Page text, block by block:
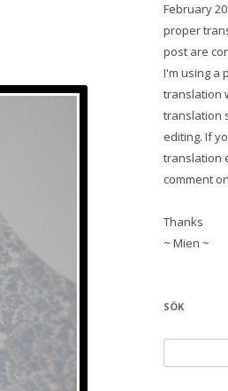
February
proper
post are
I'm using a
translation
translation
editing. If
translation
comment
Thanks
~ Mien ~
SÖK
ö